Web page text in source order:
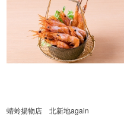
蜻蛉揚物店 北新地again